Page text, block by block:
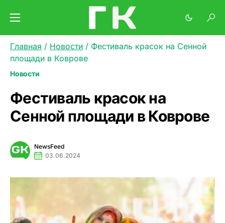
Главная / Новости / Фестиваль красок на Сенной
площади в Коврове
Новости
Фестиваль красок на
Сенной площади в Коврове
NewsFeed
03.06.2024